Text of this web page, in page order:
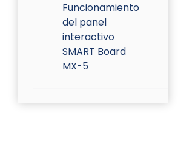
Funcionamiento
del panel
interactivo
SMART Board
MX-5